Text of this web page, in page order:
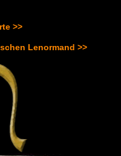
>>
Lenormand >>